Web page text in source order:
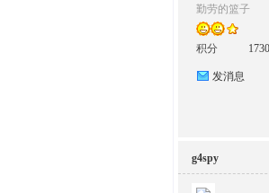
勤劳的篮子
积分
发消息
g4spy